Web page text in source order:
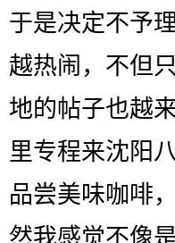
于是决定不予
越热闹，不但
地的帖子也越
里专程来沈阳
品尝美味咖啡
然我感觉不像